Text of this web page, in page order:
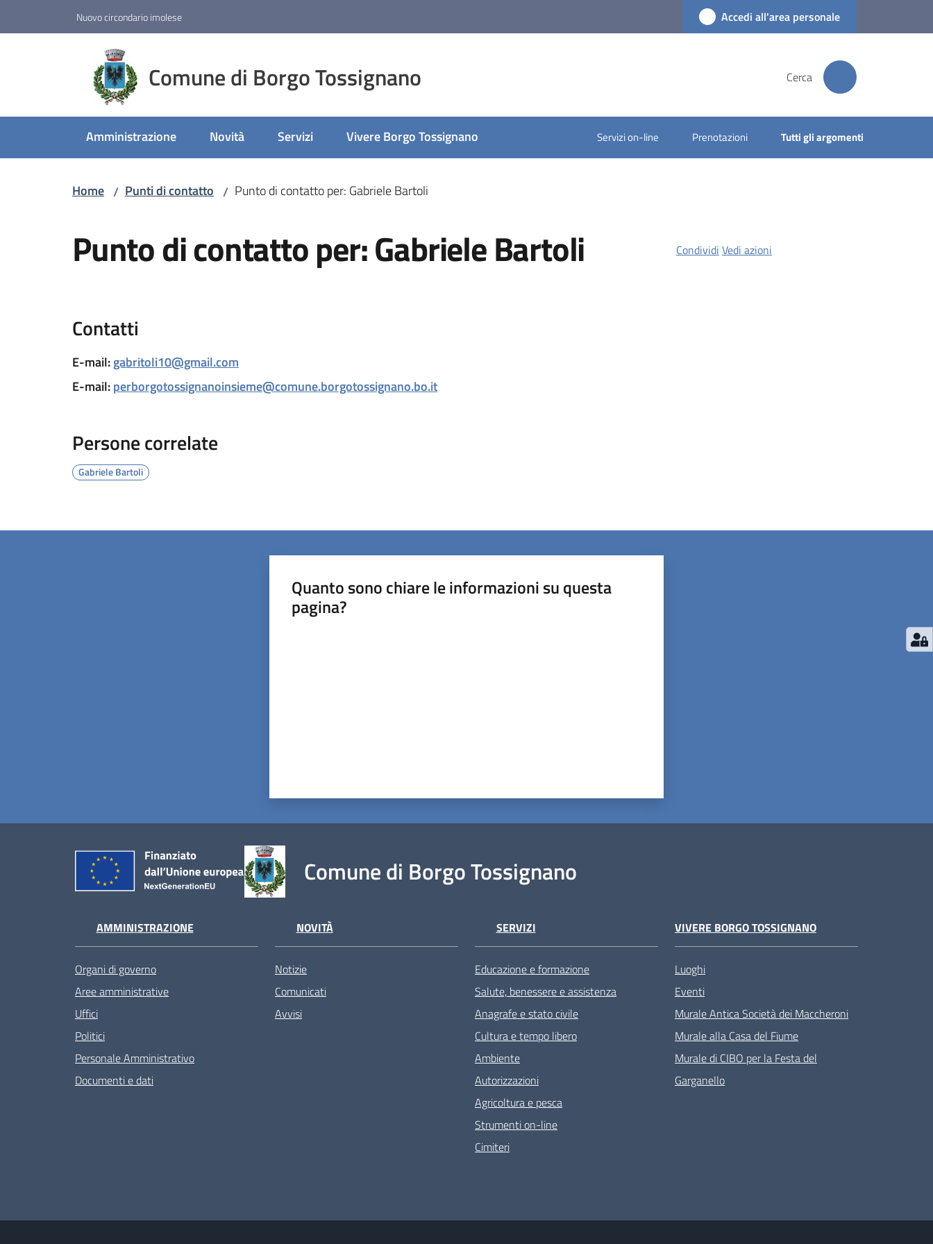
Nuovo circondario imolese Accedi all'area personale
Comune di Borgo Tossignano Cerca
Amministrazione Novità Servizi Vivere Borgo Tossignano Servizi on-line Prenotazioni Tutti gli argomenti
Home / Punti di contatto / Punto di contatto per: Gabriele Bartoli
Punto di contatto per: Gabriele Bartoli Condividi Vedi azioni
Contatti
E-mail:gabritoli10@gmail.com
E-mail:perborgotossignanoinsieme@comune.borgotossignano.bo.it
Persone correlate
Gabriele Bartoli
Quanto sono chiare le informazioni su questa
pagina?
Comune di Borgo Tossignano
AMMINISTRAZIONE
Organi di governo
Aree amministrative
Uffici
Politici
Personale Amministrativo
Documenti e dati
NOVITÀ
Notizie
Comunicati
Avvisi
SERVIZI
Educazione e formazione
Salute, benessere e assistenza
Anagrafe e stato civile
Cultura e tempo libero
Ambiente
Autorizzazioni
Agricoltura e pesca
Strumenti on-line
Cimiteri
VIVERE BORGO TOSSIGNANO
Luoghi
Eventi
Murale Antica Società dei Maccheroni
Murale alla Casa del Fiume
Murale di CIBO per la Festa del
Garganello